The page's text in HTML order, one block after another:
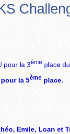
pour la 3èmeplace
la 5èmeplace.
Emile, Loan et